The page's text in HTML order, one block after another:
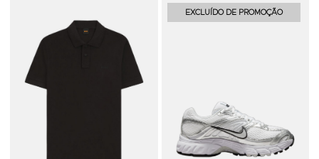
Adicionar aos Favoritos
EXCLUÍDO DE PROMOÇÃO